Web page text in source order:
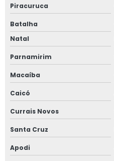
Piracuruca
Batalha
Natal
Parnamirim
Macaíba
Caicó
Currais Novos
Santa Cruz
Apodi